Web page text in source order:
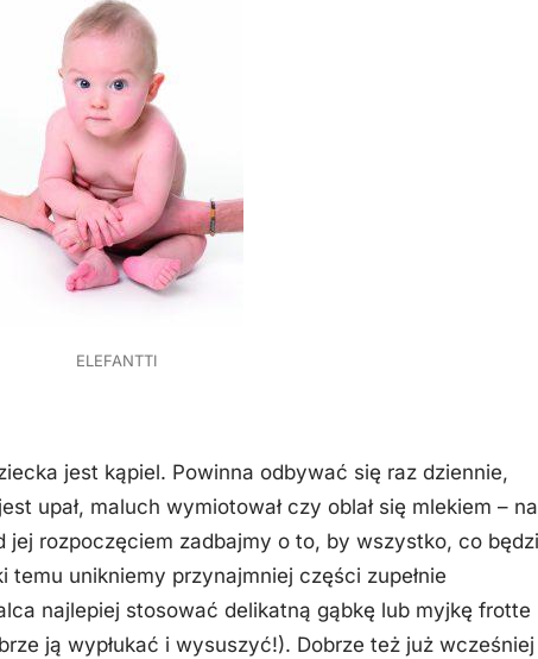
ELEFANTTI
jest kąpiel. Powinna odbywać się raz dziennie,
upał, maluch wymiotował czy oblał się mlekiem –
rozpoczęciem zadbajmy o to, by wszystko, co
temu unikniemy przynajmniej części zupełnie
najlepiej stosować delikatną gąbkę lub myjkę frotte
ją wypłukać i wysuszyć!). Dobrze też już wcześniej